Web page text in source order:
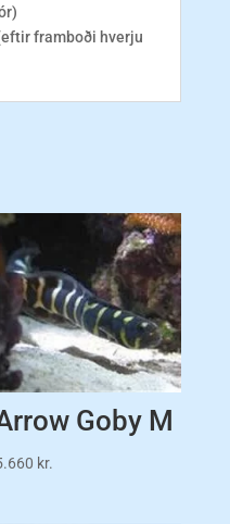
framboði hverju
Goby M
kr.